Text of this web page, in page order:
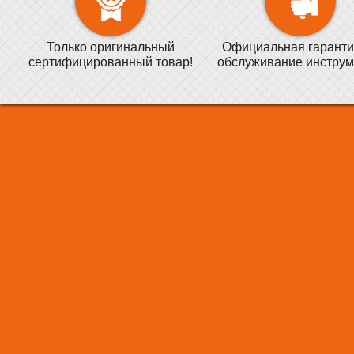
Только оригинальный
сертифицированный товар!
Официальная
обслуживание